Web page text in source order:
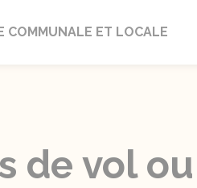
COMMUNALE ET LOCALE
de vol